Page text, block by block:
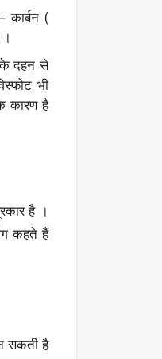
कार्बन (
के दहन से
भी
कारण है
है ।
कहते हैं
सकती है